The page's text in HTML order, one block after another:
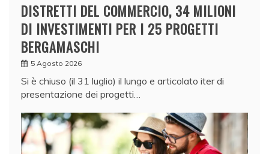
DISTRETTI DEL COMMERCIO, 34 MILIONI
DI INVESTIMENTI PER I 25 PROGETTI
BERGAMASCHI
5 Agosto 2026
Si è chiuso (il 31 luglio) il lungo e articolato iter di
presentazione dei progetti…